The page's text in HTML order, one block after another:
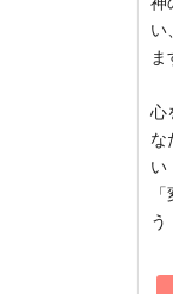
い
ま
心
な
い
う